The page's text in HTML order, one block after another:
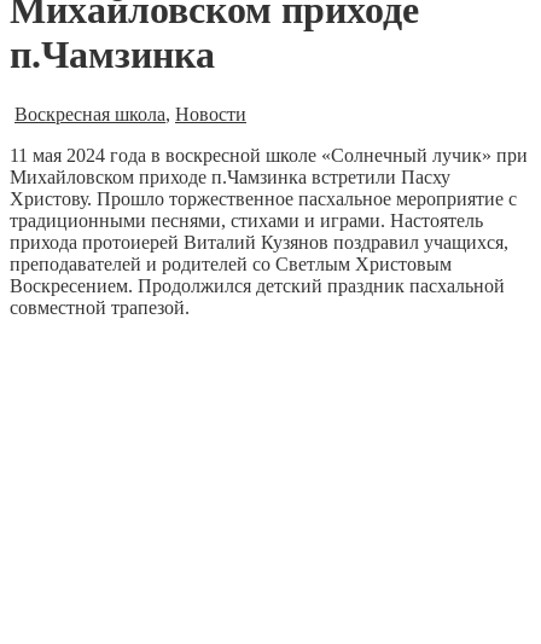
Михайловском приходе
п.Чамзинка
Воскресная школа, Новости
11 мая 2024 года в воскресной школе «Солнечный лучик» при
Михайловском приходе п.Чамзинка встретили Пасху
Христову. Прошло торжественное пасхальное мероприятие с
традиционными песнями, стихами и играми. Настоятель
прихода протоиерей Виталий Кузянов поздравил учащихся,
преподавателей и родителей со Светлым Христовым
Воскресением. Продолжился детский праздник пасхальной
совместной трапезой.